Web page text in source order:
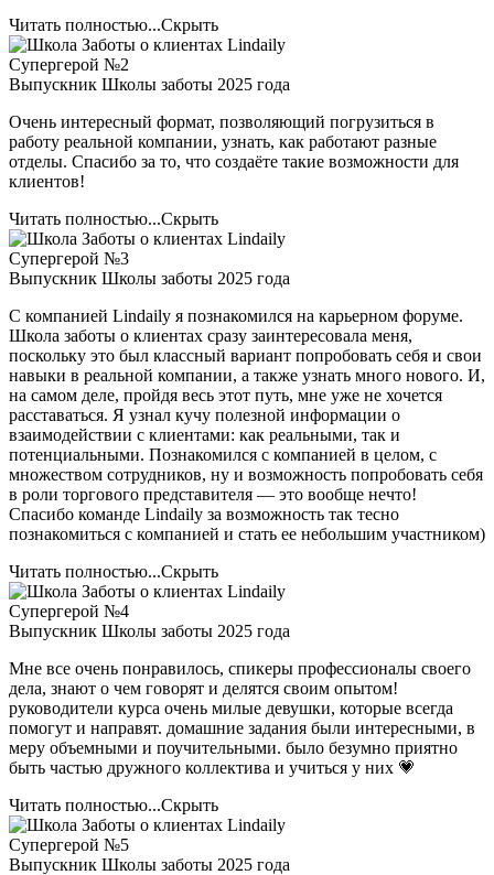
Читать полностью...Скрыть
Супергерой №2
Выпускник Школы заботы 2025 года
Очень интересный формат, позволяющий погрузиться в
работу реальной компании, узнать, как работают разные
отделы. Спасибо за то, что создаёте такие возможности для
клиентов!
Читать полностью...Скрыть
Супергерой №3
Выпускник Школы заботы 2025 года
С компанией Lindaily я познакомился на карьерном форуме.
Школа заботы о клиентах сразу заинтересовала меня,
поскольку это был классный вариант попробовать себя и свои
навыки в реальной компании, а также узнать много нового. И,
на самом деле, пройдя весь этот путь, мне уже не хочется
расставаться. Я узнал кучу полезной информации о
взаимодействии с клиентами: как реальными, так и
потенциальными. Познакомился с компанией в целом, с
множеством сотрудников, ну и возможность попробовать себя
в роли торгового представителя — это вообще нечто!
Спасибо команде Lindaily за возможность так тесно
познакомиться с компанией и стать ее небольшим участником)
Читать полностью...Скрыть
Супергерой №4
Выпускник Школы заботы 2025 года
Мне все очень понравилось, спикеры профессионалы своего
дела, знают о чем говорят и делятся своим опытом!
руководители курса очень милые девушки, которые всегда
помогут и направят. домашние задания были интересными, в
меру объемными и поучительными. было безумно приятно
быть частью дружного коллектива и учиться у них 💗
Читать полностью...Скрыть
Супергерой №5
Выпускник Школы заботы 2025 года